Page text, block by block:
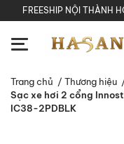
FREESHIP NỘI THÀNH
Trang chủ / Thương hiệu
Sạc xe hơi 2 cổng
IC38-2PDBLK